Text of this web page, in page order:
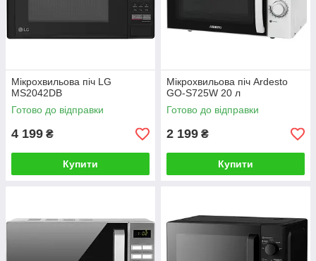
Мікрохвильова піч LG
MS2042DB
Готово до відправки
4 199 ₴
Купити
Мiкрохвильова пiч Ardesto
GO-S725W 20 л
Готово до відправки
2 199 ₴
Купити